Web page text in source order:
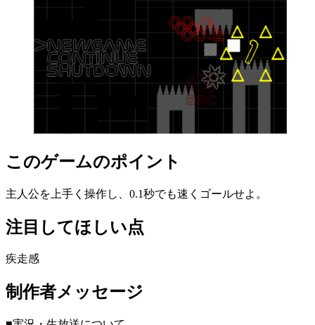
このゲームのポイント
主人公を上手く操作し、0.1秒でも速くゴールせよ。
注目してほしい点
疾走感
制作者メッセージ